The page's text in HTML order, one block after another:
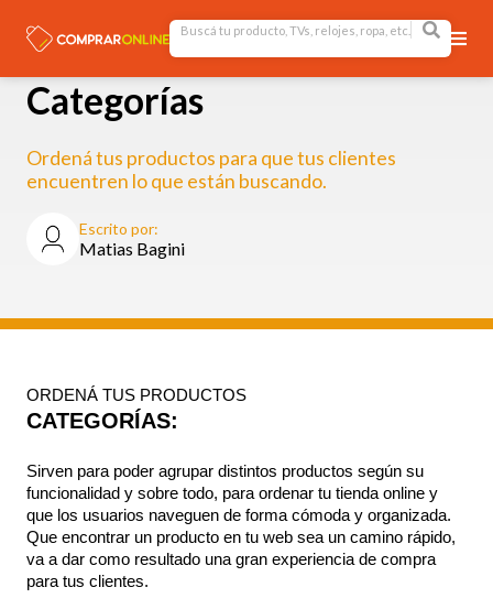
Categorías
Ordená tus productos para que tus clientes
encuentren lo que están buscando.
Escrito por:
Matias Bagini
ORDENÁ TUS PRODUCTOS
CATEGORÍAS:
Sirven para poder agrupar distintos productos según su
funcionalidad y sobre todo, para ordenar tu tienda online y
que los usuarios naveguen de forma cómoda y organizada.
Que encontrar un producto en tu web sea un camino rápido,
va a dar como resultado una gran experiencia de compra
para tus clientes.